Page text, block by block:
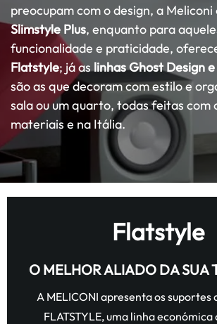
preocupam com o design, a
Slimstyle Plus, enquanto para
funcionalidade e praticidade,
Flatstyle; já aslinhas Ghost Design
são as que decoram com estilo e
sala ou um quarto, todas feitas com
materiais e na Itália.
Flatstyle
O MELHOR ALIADO DA SUA
A MELICONI apresenta os suportes
FLATSTYLE, uma linha económica